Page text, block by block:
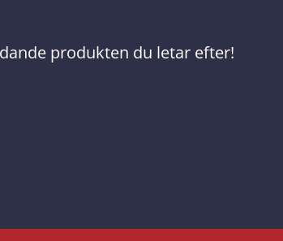
produkten du letar efter!